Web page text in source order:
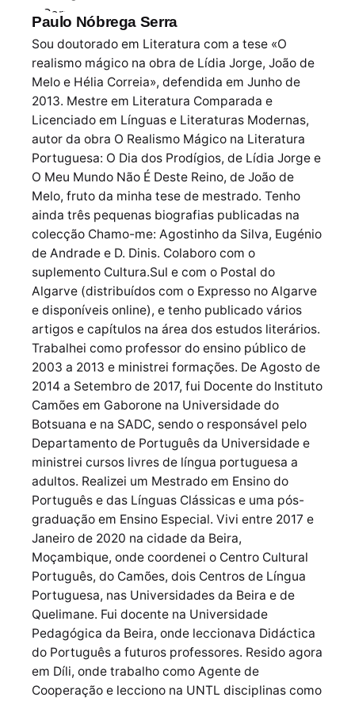
Paulo Nóbrega Serra
Sou doutorado em Literatura com a tese «O
realismo mágico na obra de Lídia Jorge, João de
Melo e Hélia Correia», defendida em Junho de
2013. Mestre em Literatura Comparada e
Licenciado em Línguas e Literaturas Modernas,
autor da obra O Realismo Mágico na Literatura
Portuguesa: O Dia dos Prodígios, de Lídia Jorge e
O Meu Mundo Não É Deste Reino, de João de
Melo, fruto da minha tese de mestrado. Tenho
ainda três pequenas biografias publicadas na
colecção Chamo-me: Agostinho da Silva, Eugénio
de Andrade e D. Dinis. Colaboro com o
suplemento Cultura.Sul e com o Postal do
Algarve (distribuídos com o Expresso no Algarve
e disponíveis online), e tenho publicado vários
artigos e capítulos na área dos estudos literários.
Trabalhei como professor do ensino público de
2003 a 2013 e ministrei formações. De Agosto de
2014 a Setembro de 2017, fui Docente do Instituto
Camões em Gaborone na Universidade do
Botsuana e na SADC, sendo o responsável pelo
Departamento de Português da Universidade e
ministrei cursos livres de língua portuguesa a
adultos. Realizei um Mestrado em Ensino do
Português e das Línguas Clássicas e uma pós-
graduação em Ensino Especial. Vivi entre 2017 e
Janeiro de 2020 na cidade da Beira,
Moçambique, onde coordenei o Centro Cultural
Português, do Camões, dois Centros de Língua
Portuguesa, nas Universidades da Beira e de
Quelimane. Fui docente na Universidade
Pedagógica da Beira, onde leccionava Didáctica
do Português a futuros professores. Resido agora
em Díli, onde trabalho como Agente de
Cooperação e lecciono na UNTL disciplinas como